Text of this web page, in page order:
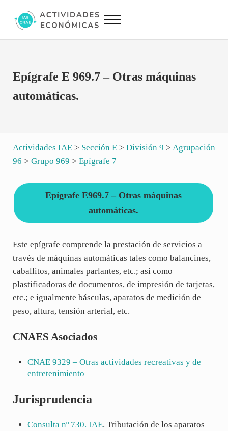
Actividades Económicas IAE CNAE
Menu
Epígrafe E 969.7 – Otras máquinas
automáticas.
Actividades IAE> Sección E> División 9 > Agrupación
96 > Grupo 969 > Epígrafe 7
Epígrafe E969.7 – Otras máquinas
automáticas.
Este epígrafe comprende la prestación de servicios a
través de máquinas automáticas tales como balancines,
caballitos, animales parlantes, etc.; así como
plastificadoras de documentos, de impresión de tarjetas,
etc.; e igualmente básculas, aparatos de medición de
peso, altura, tensión arterial, etc.
CNAES Asociados
CNAE9329 – Otras actividades recreativas y de
entretenimiento
Jurisprudencia
Consulta nº 730. IAE. Tributación de los aparatos